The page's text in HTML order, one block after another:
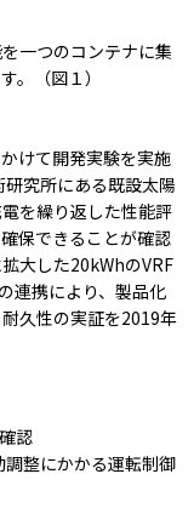
一つのコンテナに集
。（図１）
けて開発実験を実施
究所にある既設太陽
を繰り返した性能評
保できることが確認
大した20kWhのVRF
連携により、製品化
久性の実証を2019年
認
整にかかる運転制御